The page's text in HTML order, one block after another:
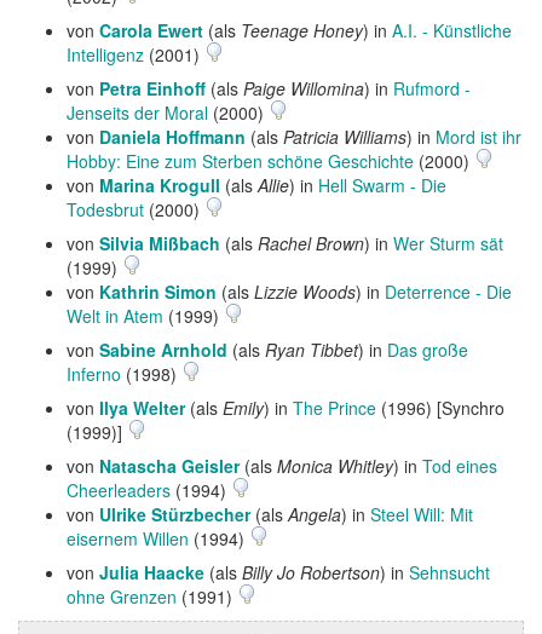
von Carola Ewert (als Teenage Honey) in A.I. - Künstliche
Intelligenz (2001)
von Petra Einhoff (als Paige Willomina) in Rufmord -
Jenseits der Moral (2000)
von Daniela Hoffmann (als Patricia Williams) in Mord ist ihr
Hobby: Eine zum Sterben schöne Geschichte (2000)
von Marina Krogull (alsAllie) in Hell Swarm - Die
Todesbrut (2000)
von Silvia Mißbach (als Rachel Brown) in Wer Sturm sät
(1999)
von Kathrin Simon (als Lizzie Woods) in Deterrence - Die
Welt in Atem (1999)
von Sabine Arnhold (als Ryan Tibbet) in Das große
Inferno (1998)
von Ilya Welter(als Emily) in The Prince (1996) [Synchro
(1999)]
von Natascha Geisler(als Monica Whitley) in Tod eines
Cheerleaders (1994)
von Ulrike Stürzbecher(alsAngela) in Steel Will: Mit
eisernem Willen (1994)
von Julia Haacke (als Billy Jo Robertson) in Sehnsucht
ohne Grenzen (1991)